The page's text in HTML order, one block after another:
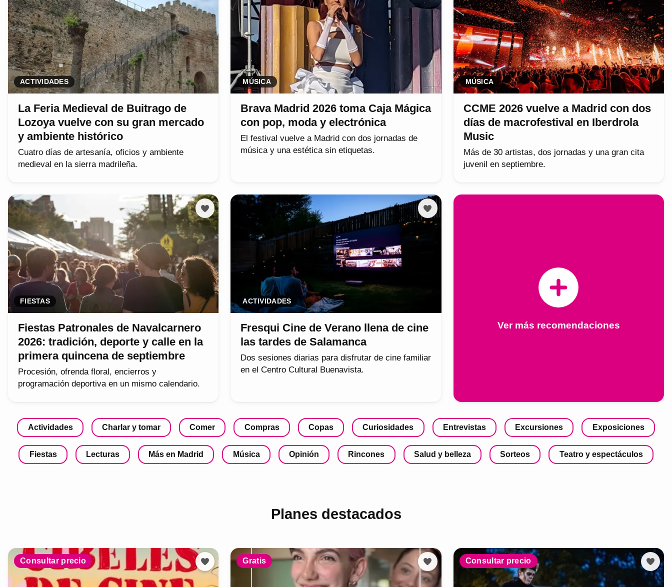
ACTIVIDADES
La Feria Medieval de Buitrago de
Lozoya vuelve con su gran mercado
y ambiente histórico
Cuatro días de artesanía, oficios y ambiente
medieval en la sierra madrileña.
MÚSICA
Brava Madrid 2026 toma Caja Mágica
con pop, moda y electrónica
El festival vuelve a Madrid con dos jornadas de
música y una estética sin etiquetas.
MÚSICA
CCME 2026 vuelve a Madrid con dos
días de macrofestival en Iberdrola
Music
Más de 30 artistas, dos jornadas y una gran cita
juvenil en septiembre.
FIESTAS
Fiestas Patronales de Navalcarnero
2026: tradición, deporte y calle en la
primera quincena de septiembre
Procesión, ofrenda floral, encierros y
programación deportiva en un mismo calendario.
ACTIVIDADES
Fresqui Cine de Verano llena de cine
las tardes de Salamanca
Dos sesiones diarias para disfrutar de cine familiar
en el Centro Cultural Buenavista.
Ver más recomendaciones
Actividades Charlar y tomar Comer Compras Copas Curiosidades Entrevistas Excursiones Exposiciones
Fiestas Lecturas Más en Madrid Música Opinión Rincones Salud y belleza Sorteos Teatro y espectáculos
Planes destacados
Consultar precio Gratis Consultar precio